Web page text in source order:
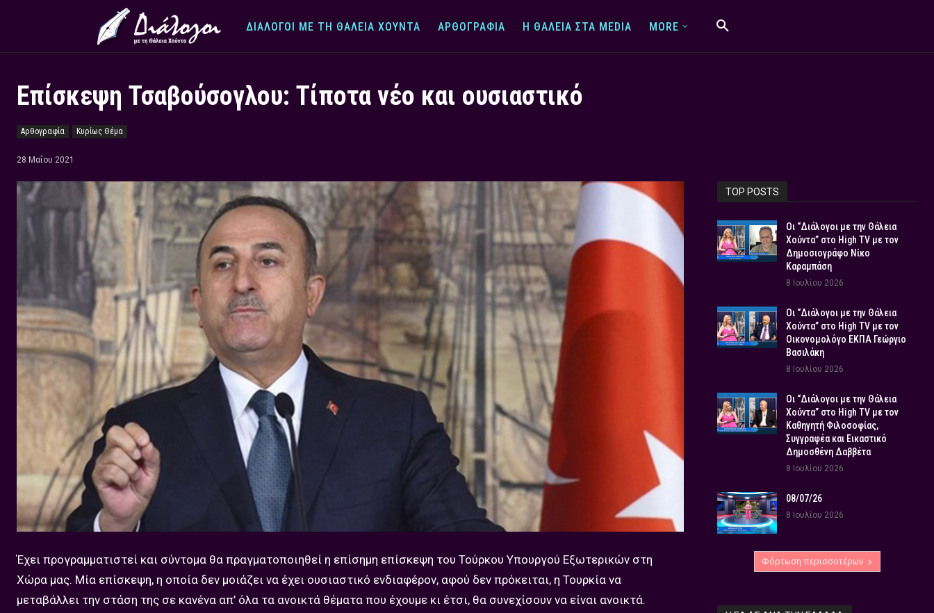
ΔΙΆΛΟΓΟΙ ΜΕ ΤΗ ΘΆΛΕΙΑ ΧΟΎΝΤΑ ΑΡΘΟΓΡΑΦΊΑ Η ΘΆΛΕΙΑ ΣΤΑ MEDIA MORE
Επίσκεψη Τσαβούσογλου: Τίποτα νέο και ουσιαστικό
Αρθογραφία Κυρίως Θέμα
28 Μαΐου 2021
Έχει προγραμματιστεί και σύντομα θα πραγματοποιηθεί η επίσημη επίσκεψη του Τούρκου Υπουργού Εξωτερικών στη
Χώρα μας. Μία επίσκεψη, η οποία δεν μοιάζει να έχει ουσιαστικό ενδιαφέρον, αφού δεν πρόκειται, η Τουρκία να
μεταβάλλει την στάση της σε κανένα απ’ όλα τα ανοικτά θέματα που έχουμε κι έτσι, θα συνεχίσουν να είναι ανοικτά.
TOP POSTS
Οι “Διάλογοι με την Θάλεια
Χούντα” στο High TV με τον
Δημοσιογράφο Νίκο
Καραμπάση
8 Ιουλίου 2026
Οι “Διάλογοι με την Θάλεια
Χούντα” στο High TV με τον
Οικονομολόγο ΕΚΠΑ Γεώργιο
Βασιλάκη
8 Ιουλίου 2026
Οι “Διάλογοι με την Θάλεια
Χούντα” στο High TV με τον
Καθηγητή Φιλοσοφίας,
Συγγραφέα και Εικαστικό
Δημοσθένη Δαββέτα
8 Ιουλίου 2026
08/07/26
8 Ιουλίου 2026
Φόρτωση περισσοτέρων